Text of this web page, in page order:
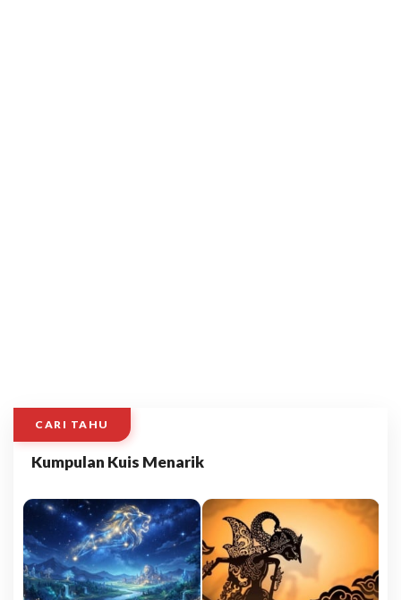
CARI TAHU
Kumpulan Kuis Menarik